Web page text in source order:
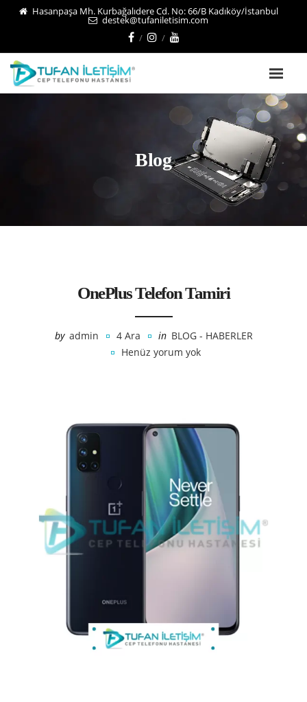
Hasanpaşa Mh. Kurbağalıdere Cd. No: 66/B Kadıköy/İstanbul
destek@tufaniletisim.com
Blog
OnePlus Telefon Tamiri
by admin 4 Ara in BLOG - HABERLER
Henüz yorum yok